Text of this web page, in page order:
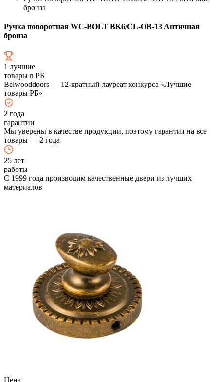
бронза
Ручка поворотная WC-BOLT BK6/CL-ОВ-13 Античная
бронза
1 лучшие
товары в РБ
Belwooddoors — 12-кратный лауреат конкурса «Лучшие
товары РБ»
2 года
гарантии
Мы уверены в качестве продукции, поэтому гарантия на все
товары — 2 года
25 лет
работы
С 1999 года производим качественные двери из лучших
материалов
Цена